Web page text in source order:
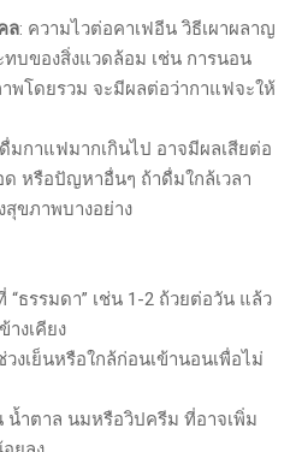
ล: ความไวต่อคาเฟอีน วิธีเผาผลาญ
ทบของสิ่งแวดล้อม เช่น การนอน
พโดยรวม จะมีผลต่อว่ากาแฟจะให้
มกาแฟมากเกินไป อาจมีผลเสียต่อ
หรือปัญหาอื่นๆ ถ้าดื่มใกล้เวลา
สุขภาพบางอย่าง
ธรรมดา” เช่น 1-2 ถ้วยต่อวัน แล้ว
งเคียง
งเย็นหรือใกล้ก่อนเข้านอนเพื่อไม่
น้ำตาล นมหรือวิปครีม ที่อาจเพิ่ม